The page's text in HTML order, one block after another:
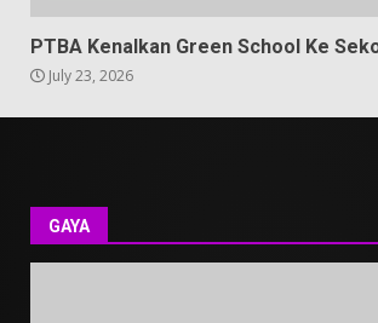
PTBA Kenalkan Green School Ke
July 23, 2026
GAYA